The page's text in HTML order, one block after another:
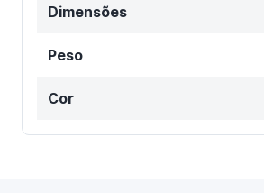
Dimensões
Peso
Cor